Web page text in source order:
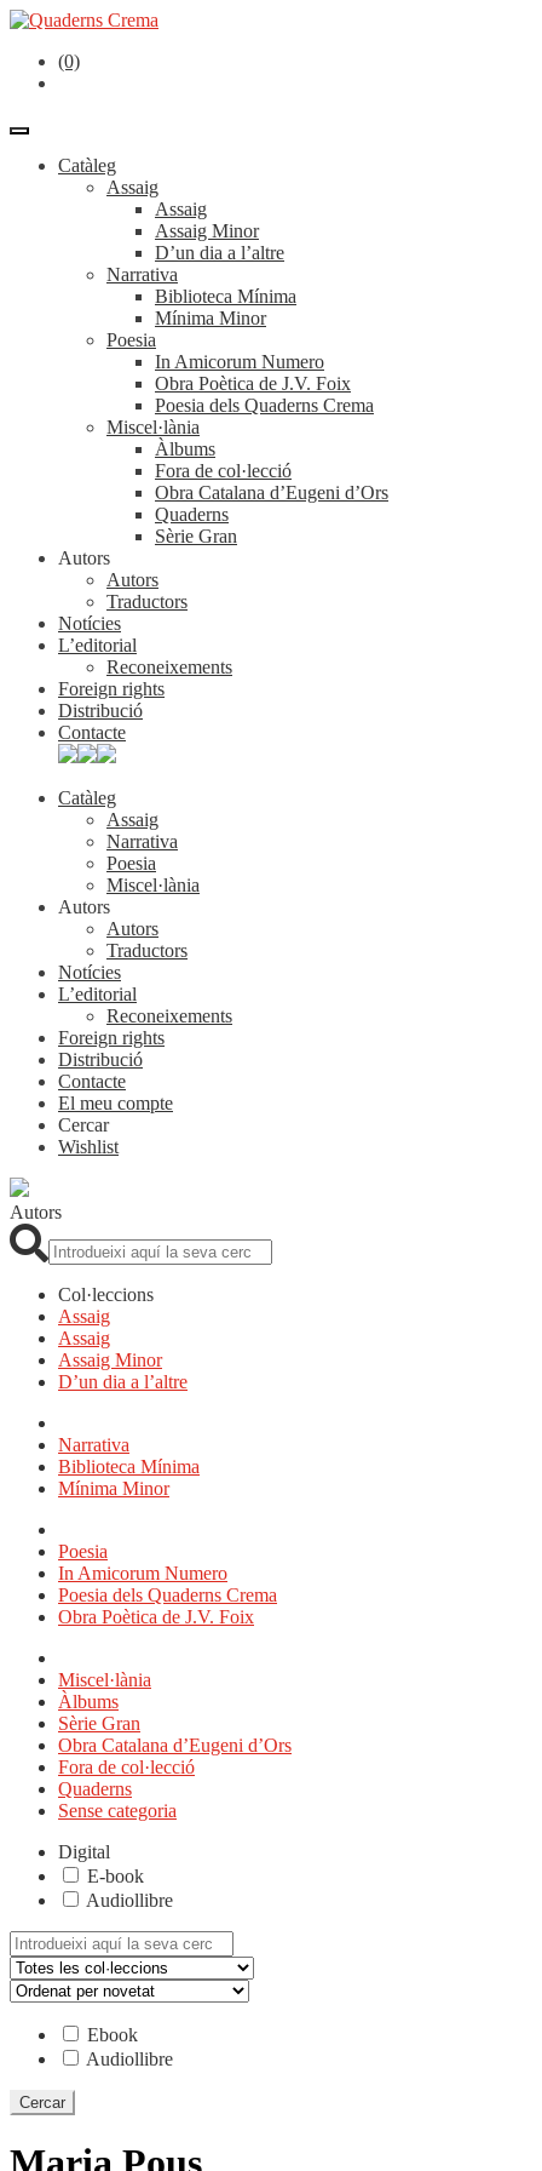
(0)
Catàleg
Assaig
Assaig
Assaig Minor
D’un dia a l’altre
Narrativa
Biblioteca Mínima
Mínima Minor
Poesia
In Amicorum Numero
Obra Poètica de J.V. Foix
Poesia dels Quaderns Crema
Miscel·lània
Àlbums
Fora de col·lecció
Obra Catalana d’Eugeni d’Ors
Quaderns
Sèrie Gran
Autors
Autors
Traductors
Notícies
L’editorial
Reconeixements
Foreign rights
Distribució
Contacte
Catàleg
Assaig
Narrativa
Poesia
Miscel·lània
Autors
Autors
Traductors
Notícies
L’editorial
Reconeixements
Foreign rights
Distribució
Contacte
El meu compte
Cercar
Wishlist
Autors
Col·leccions
Assaig
Assaig
Assaig Minor
D’un dia a l’altre
Narrativa
Biblioteca Mínima
Mínima Minor
Poesia
In Amicorum Numero
Poesia dels Quaderns Crema
Obra Poètica de J.V. Foix
Miscel·lània
Àlbums
Sèrie Gran
Obra Catalana d’Eugeni d’Ors
Fora de col·lecció
Quaderns
Sense categoria
Digital
E-book
Audiollibre
Cerca:
Ebook
Audiollibre